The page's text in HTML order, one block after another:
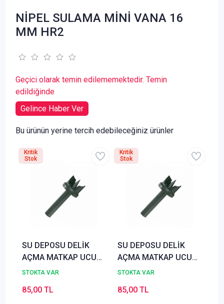
NİPEL SULAMA MİNİ VANA 16
MM HR2
Geçici olarak temin edilememektedir. Temin
edildiğinde
Gelince Haber Ver
Bu ürünün yerine tercih edebileceğiniz ürünler
SU DEPOSU DELİK
AÇMA MATKAP UCU
(HR2 REKOR)
STOKTA VAR
85,00 TL
Kritik
Stok
SU DEPOSU DELİK
AÇMA MATKAP UCU
(HR1 REKOR)
STOKTA VAR
85,00 TL
Kritik
Stok